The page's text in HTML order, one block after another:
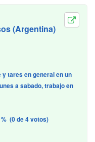
(Argentina)
tares en general en un
a sabado, trabajo en
(0 de 4 votos)